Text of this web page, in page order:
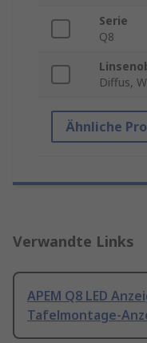
Serie
Q8
Diffus,
Ähnliche
Verwandte Links
APEM Q8 LED
Tafelmontage-